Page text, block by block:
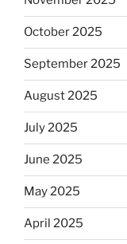
October 2025
September 2025
August 2025
July 2025
June 2025
May 2025
April 2025